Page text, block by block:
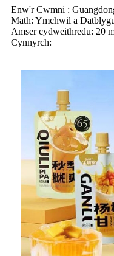
Enw'r Cwmni :
Math: Ymchwil a
Amser cydweithredu: 20
Cynnyrch: